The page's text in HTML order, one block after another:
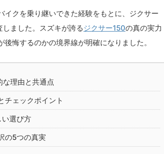
クを乗り継いできた経験をもとに、ジクサー
ました。スズキが誇る ジクサー150の真の実力
悔するのかの境界線が明確になりました。
理由と共通点
チェックポイント
選び方
の5つの真実